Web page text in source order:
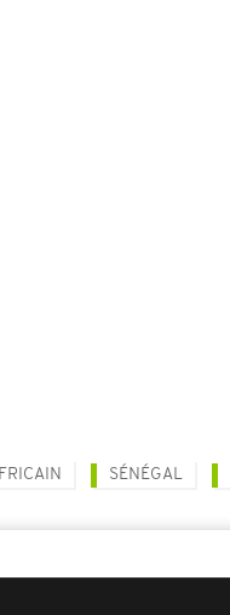
SÉNÉGAL